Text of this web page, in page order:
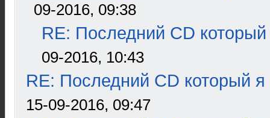
09-2016, 09:38
RE: Последний CD который
09-2016, 10:43
RE: Последний CD который я
15-09-2016, 09:47